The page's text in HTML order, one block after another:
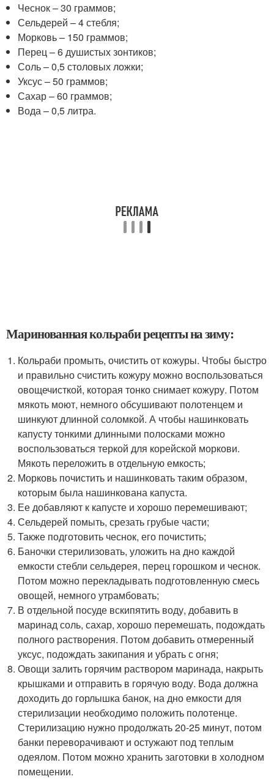
Чеснок – 30 граммов;
Сельдерей – 4 стебля;
Морковь – 150 граммов;
Перец – 6 душистых зонтиков;
Соль – 0,5 столовых ложки;
Уксус – 50 граммов;
Сахар – 60 граммов;
Вода – 0,5 литра.
Маринованная кольраби рецепты на зиму:
Кольраби промыть, очистить от кожуры. Чтобы быстро
и правильно счистить кожуру можно воспользоваться
овощечисткой, которая тонко снимает кожуру. Потом
мякоть моют, немного обсушивают полотенцем и
шинкуют длинной соломкой. А чтобы нашинковать
капусту тонкими длинными полосками можно
воспользоваться теркой для корейской моркови.
Мякоть переложить в отдельную емкость;
Морковь почистить и нашинковать таким образом,
которым была нашинкована капуста.
Ее добавляют к капусте и хорошо перемешивают;
Сельдерей помыть, срезать грубые части;
Также подготовить чеснок, его почистить;
Баночки стерилизовать, уложить на дно каждой
емкости стебли сельдерея, перец горошком и чеснок.
Потом можно перекладывать подготовленную смесь
овощей, немного утрамбовать;
В отдельной посуде вскипятить воду, добавить в
маринад соль, сахар, хорошо перемешать, подождать
полного растворения. Потом добавить отмеренный
уксус, подождать закипания и убрать с огня;
Овощи залить горячим раствором маринада, накрыть
крышками и отправить в горячую воду. Вода должна
доходить до горлышка банок, на дно емкости для
стерилизации необходимо положить полотенце.
Стерилизацию нужно продолжать 20-25 минут, потом
банки переворачивают и остужают под теплым
одеялом. Потом можно хранить заготовки в холодном
помещении.